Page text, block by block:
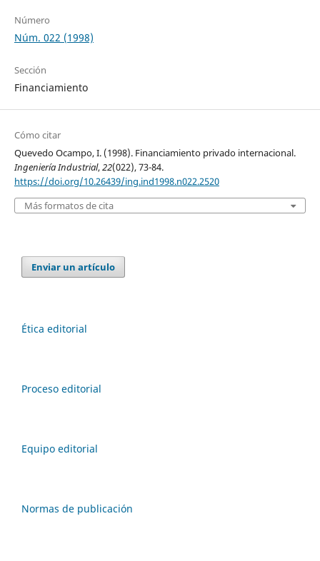
Número
Núm. 022 (1998)
Sección
Financiamiento
Cómo citar
Quevedo Ocampo, I. (1998). Financiamiento privado internacional.
Ingeniería Industrial,22(022), 73-84.
https://doi.org/10.26439/ing.ind1998.n022.2520
Más formatos de cita
Enviar un artículo
Ética editorial
Proceso editorial
Equipo editorial
Normas de publicación